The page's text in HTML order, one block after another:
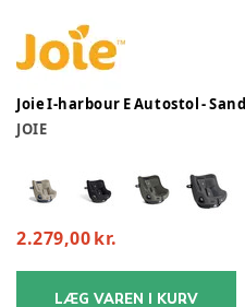
Joie I-harbour E Autostol -
JOIE
2.279,00 kr.
LÆG VAREN I KURV